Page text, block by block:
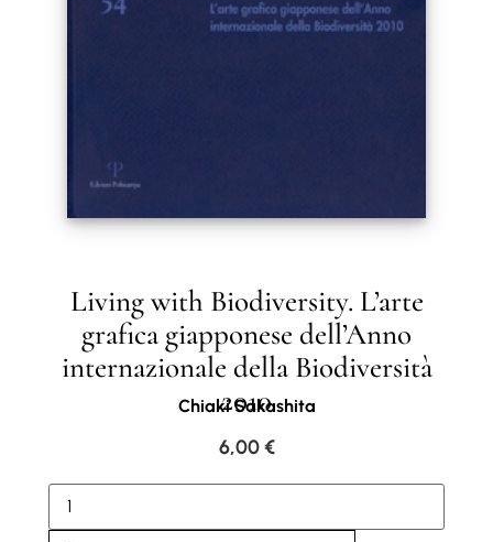
Living with Biodiversity. L’arte
grafica giapponese dell’Anno
internazionale della Biodiversità
2010
Chiaki Sakashita
6,00€